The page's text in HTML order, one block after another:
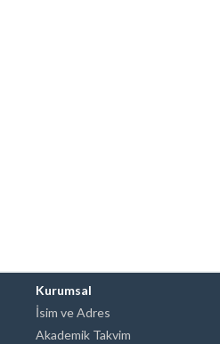
Kurumsal
İsim ve Adres
Akademik Takvim